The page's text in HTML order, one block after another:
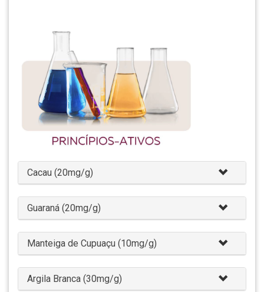
Cacau (20mg/g)
Guaraná (20mg/g)
Manteiga de Cupuaçu (10mg/g)
Argila Branca (30mg/g)